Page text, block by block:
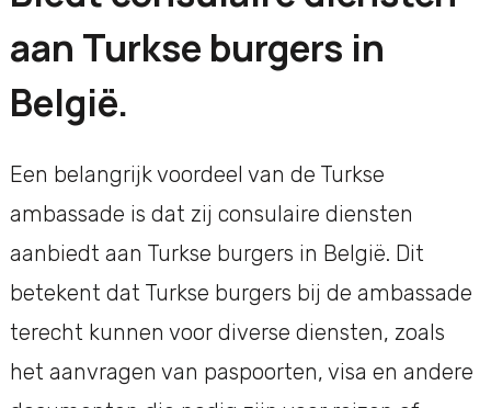
aan Turkse burgers in
België.
Een belangrijk voordeel van de Turkse
ambassade is dat zij consulaire diensten
aanbiedt aan Turkse burgers in België. Dit
betekent dat Turkse burgers bij de ambassade
terecht kunnen voor diverse diensten, zoals
het aanvragen van paspoorten, visa en andere